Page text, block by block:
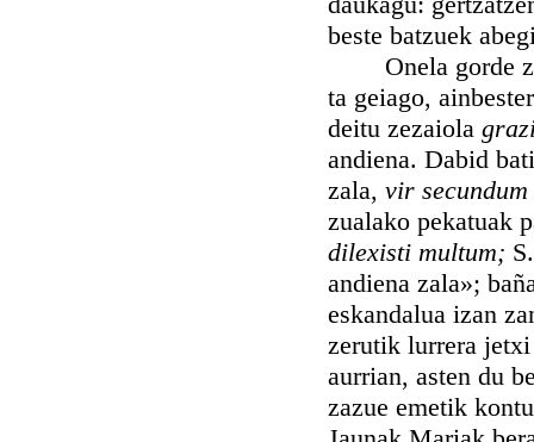
beste batzuek
Onela gorde
ta geiago,
deitu zezaiola
andiena. Dabid
zala, vir
zualako pekatuak
dilexisti multum;
andiena zala»;
eskandalua izan
zerutik lurrera
aurrian, asten du
zazue emetik